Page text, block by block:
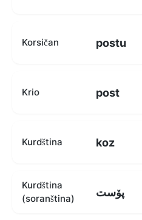
Korsičan postu
Krio post
Kurdština koz
Kurdština
(soranština)
پۆست